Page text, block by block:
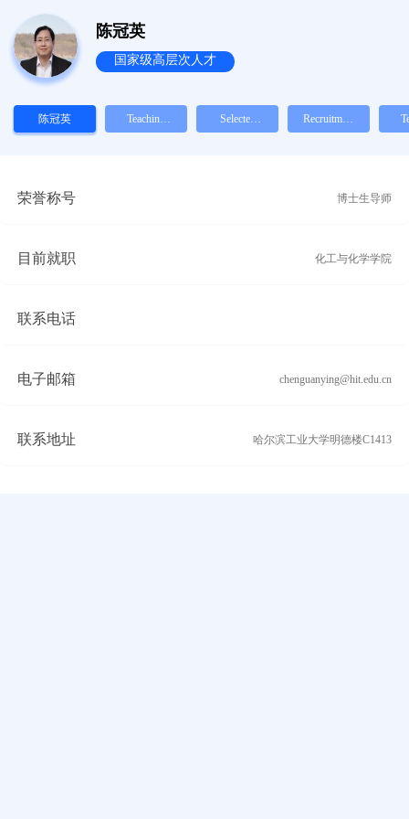
陈冠英
国家级高层次人才
陈冠英 Teaching Selected Recruitment
荣誉称号 博士生导师
目前就职 化工与化学学院
联系电话
电子邮箱 chenguanying@hit.edu.cn
联系地址 哈尔滨工业大学明德楼C1413